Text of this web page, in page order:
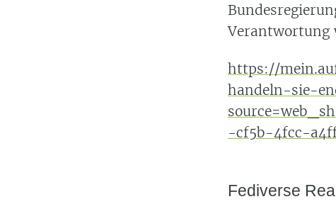
Verantwortung
https://
handeln-sie-
-cf5b-4fcc-
Fediverse